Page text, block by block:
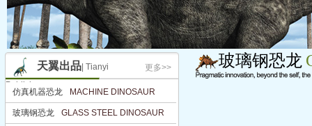
更多>>
天翼出品 | Tianyi
Publisher
仿真机器恐龙 MACHINE DINOSAUR
玻璃钢恐龙 GLASS STEEL DINOSAUR
玻璃钢恐龙